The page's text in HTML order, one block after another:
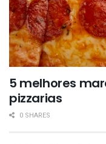
5 melhores
pizzarias
0 SHARES